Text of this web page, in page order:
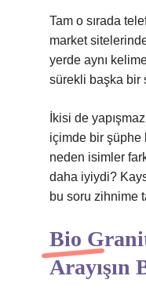
Tam o sırada
market
yerde aynı
sürekli başka bir
İkisi de
içimde bir şüphe
neden isimler
daha iyiydi?
bu soru zihnime
Bio
Arayışın